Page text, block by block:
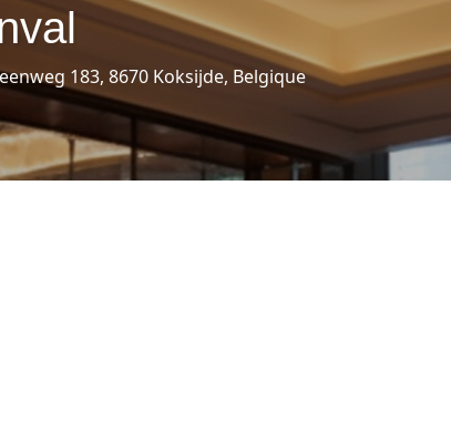
183, 8670 Koksijde, Belgique